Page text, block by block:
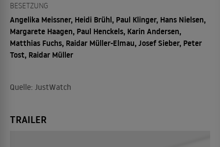
BESETZUNG
Angelika Meissner, Heidi Brühl, Paul Klinger, Hans Nielsen,
Margarete Haagen, Paul Henckels, Karin Andersen,
Matthias Fuchs, Raidar Müller-Elmau, Josef Sieber, Peter
Tost, Raidar Müller
Quelle: JustWatch
TRAILER